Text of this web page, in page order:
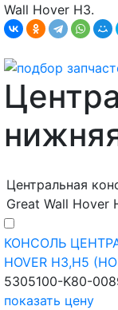
Wall Hover H3.
Центральная
Great Wall Hover
КОНСОЛЬ
HOVER H3,H5
5305100-K80-
показать цену